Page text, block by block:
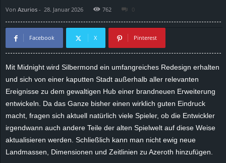
Von Azurios - 28. Januar 2026 762 0
Facebook X Pinterest
Mit Midnight wird Silbermond ein umfangreiches Redesign erhalten
und sich von einer kaputten Stadt außerhalb aller relevanten
Ereignisse zu dem gewaltigen Hub einer brandneuen Erweiterung
entwickeln. Da das Ganze bisher einen wirklich guten Eindruck
macht, fragen sich aktuell natürlich viele Spieler, ob die Entwickler
irgendwann auch andere Teile der alten Spielwelt auf diese Weise
aktualisieren werden. Schließlich kann man nicht ewig neue
Landmassen, Dimensionen und Zeitlinien zu Azeroth hinzufügen.